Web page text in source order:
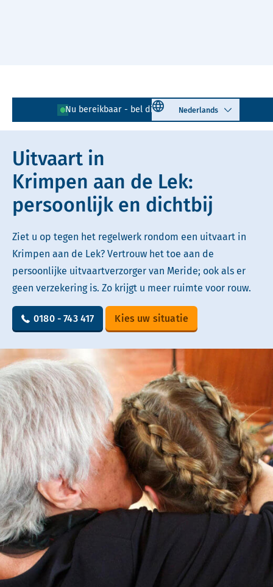
Nu bereikbaar - bel direct! 0180 - 743 417
Select language
Lees voor Uitleg woorden
Simpele tekst
Uitvaart in
Krimpen aan de Lek:
persoonlijk en dichtbij
Ziet u op tegen het regelwerk rondom een uitvaart in
Krimpen aan de Lek? Vertrouw het toe aan de
persoonlijke uitvaartverzorger van Meride; ook als er
geen verzekering is. Zo krijgt u meer ruimte voor rouw.
0180 - 743 417 Kies uw situatie